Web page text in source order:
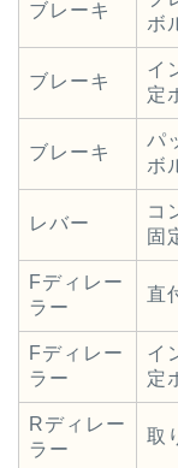
ブレーキ
ボ
ブレーキ
イ
定
ブレーキ
パ
ボ
レバー
コ
固
Fディレー
ラー
直
Fディレー
ラー
イ
定
Rディレー
ラー
取